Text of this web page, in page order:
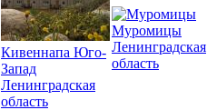
Кивеннапа Юго-
Запад
Ленинградская
область
Муромицы
Ленинградская
область